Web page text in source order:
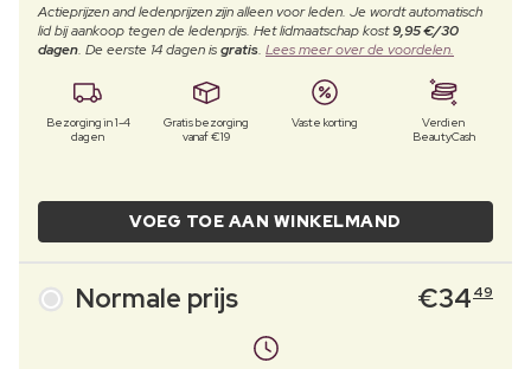
Actieprijzen and ledenprijzen zijn alleen voor leden. Je wordt automatisch
lid bij aankoop tegen de ledenprijs. Het lidmaatschap kost9,95 €/30
dagen. De eerste 14 dagen isgratis. Lees meer over de voordelen.
Bezorging in 1-4
dagen
Gratis bezorging
vanaf €19
Vaste korting
Verdien
BeautyCash
VOEG TOE AAN WINKELMAND
Normale prijs €34 49